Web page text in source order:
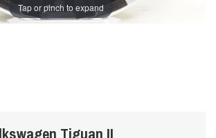
Tap or pinch to expand
Tiguan II